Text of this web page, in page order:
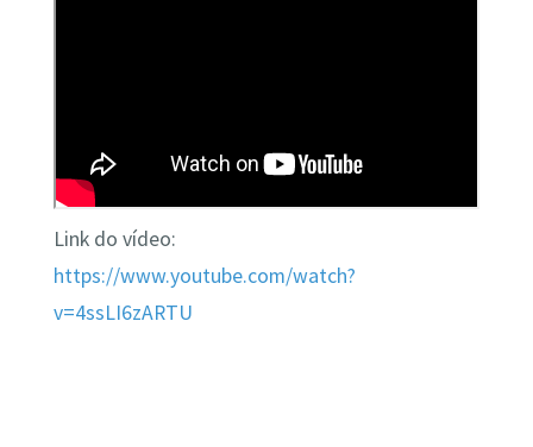
Link do vídeo:
https://www.youtube.com/watch?
v=4ssLI6zARTU